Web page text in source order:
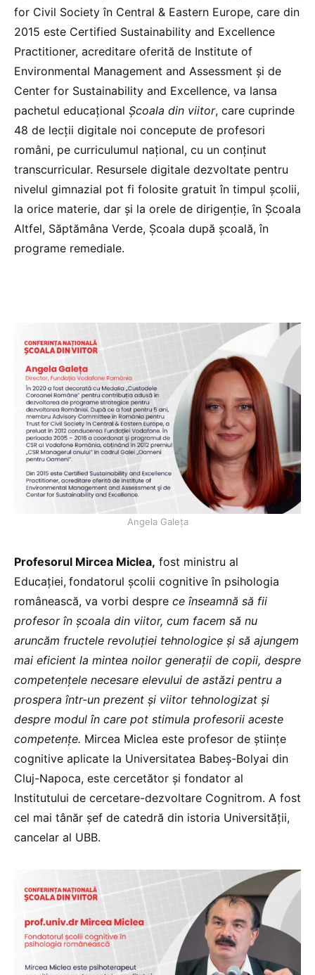
for Civil Society în Central & Eastern Europe, care din
2015 este Certified Sustainability and Excellence
Practitioner, acreditare oferită de Institute of
Environmental Management and Assessment şi de
Center for Sustainability and Excellence, va lansa
pachetul educațional Școala din viitor, care cuprinde
48 de lecții digitale noi concepute de profesori
români, pe curriculumul național, cu un conținut
transcurricular. Resursele digitale dezvoltate pentru
nivelul gimnazial pot fi folosite gratuit în timpul școlii,
la orice materie, dar și la orele de dirigenție, în Școala
Altfel, Săptămâna Verde, Școala după școală, în
programe remediale.
Angela Galeța
Profesorul Mircea Miclea, fost ministru al
Educației, fondatorul școlii cognitive în psihologia
românească, va vorbi despre ce înseamnă să fii
profesor în școala din viitor, cum facem să nu
aruncăm fructele revoluției tehnologice și să ajungem
mai eficient la mintea noilor generații de copii, despre
competențele necesare elevului de astăzi pentru a
prospera într-un prezent și viitor tehnologizat și
despre modul în care pot stimula profesorii aceste
competențe. Mircea Miclea este profesor de științe
cognitive aplicate la Universitatea Babeș-Bolyai din
Cluj-Napoca, este cercetător și fondator al
Institutului de cercetare-dezvoltare Cognitrom. A fost
cel mai tânăr șef de catedră din istoria Universității,
cancelar al UBB.